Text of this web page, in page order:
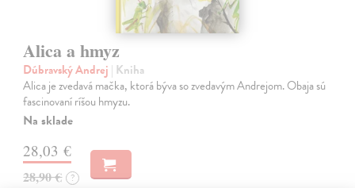
Alica a hmyz
Dúbravský Andrej | Kniha
Alica je zvedavá mačka, ktorá býva so zvedavým Andrejom. Obaja sú
fascinovaní ríšou hmyzu.
Na sklade
28,03 €
28,90 € ?